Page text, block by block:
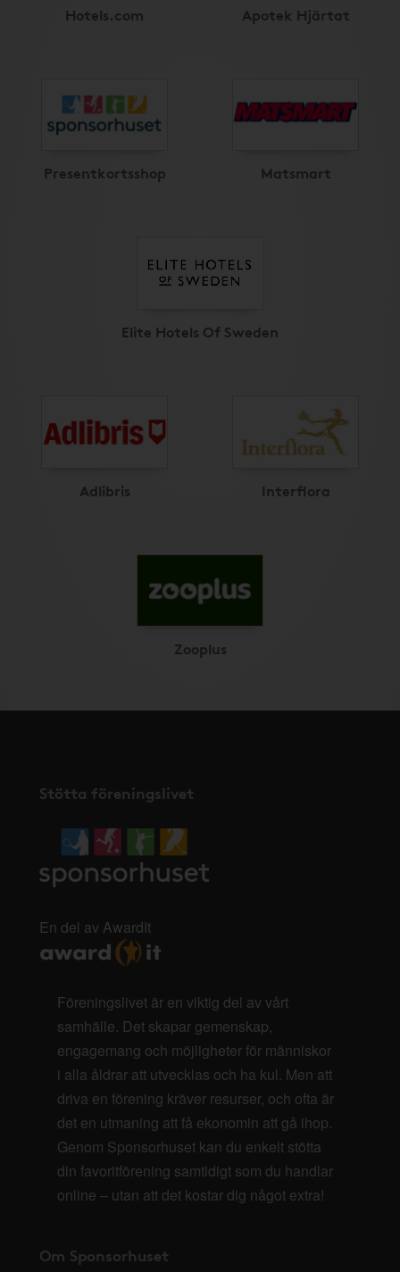
Hotels.com Apotek Hjärtat
Presentkortsshop Matsmart
Elite Hotels Of Sweden
Adlibris Interflora
Zooplus
Stötta föreningslivet
En del av AwardIt
Föreningslivet är en viktig del av vårt
samhälle. Det skapar gemenskap,
engagemang och möjligheter för människor
i alla åldrar att utvecklas och ha kul. Men att
driva en förening kräver resurser, och ofta är
det en utmaning att få ekonomin att gå ihop.
Genom Sponsorhuset kan du enkelt stötta
din favoritförening samtidigt som du handlar
online – utan att det kostar dig något extra!
Om Sponsorhuset